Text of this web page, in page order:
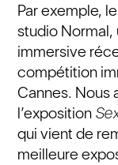
Par exemple,
studio
immersive
compétition
Cannes. Nous
l’exposition
qui vient de
meilleure